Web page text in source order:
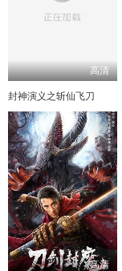
高清
封神演义之斩仙飞刀
高清